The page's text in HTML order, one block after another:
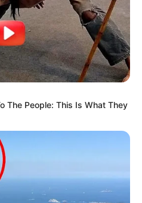
The People: This Is What They